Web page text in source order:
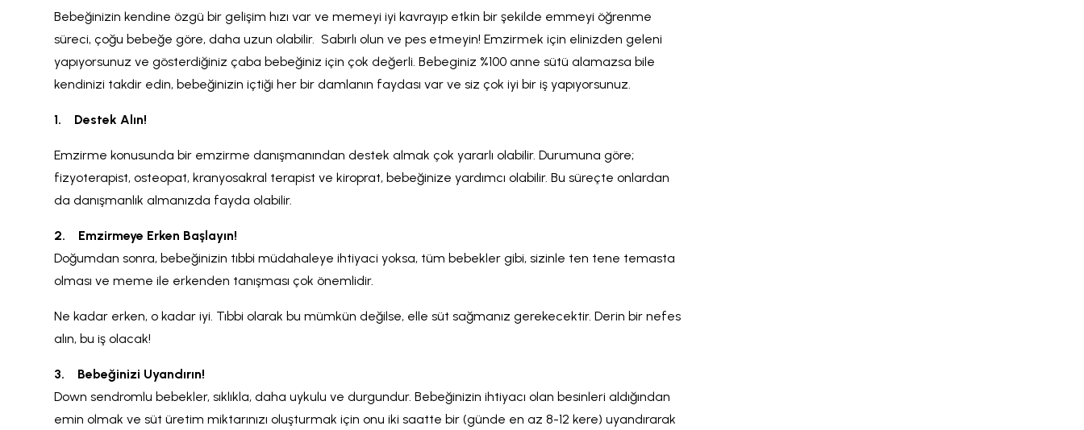
Bebeğinizin kendine özgü bir gelişim hızı var ve memeyi iyi kavrayıp etkin bir şekilde emmeyi öğrenme
süreci, çoğu bebeğe göre, daha uzun olabilir. Sabırlı olun ve pes etmeyin! Emzirmek için elinizden geleni
yapıyorsunuz ve gösterdiğiniz çaba bebeğiniz için çok değerli. Bebeginiz %100 anne sütü alamazsa bile
kendinizi takdir edin, bebeğinizin içtiği her bir damlanın faydası var ve siz çok iyi bir iş yapıyorsunuz.
1. Destek Alın!
Emzirme konusunda bir emzirme danışmanından destek almak çok yararlı olabilir. Durumuna göre;
fizyoterapist, osteopat, kranyosakral terapist ve kiroprat, bebeğinize yardımcı olabilir. Bu süreçte onlardan
da danışmanlık almanızda fayda olabilir.
2. Emzirmeye Erken Başlayın!
Doğumdan sonra, bebeğinizin tıbbi müdahaleye ihtiyaci yoksa, tüm bebekler gibi, sizinle ten tene temasta
olması ve meme ile erkenden tanışması çok önemlidir.
Ne kadar erken, o kadar iyi. Tıbbi olarak bu mümkün değilse, elle süt sağmanız gerekecektir. Derin bir nefes
alın, bu iş olacak!
3. Bebeğinizi Uyandırın!
Down sendromlu bebekler, sıklıkla, daha uykulu ve durgundur. Bebeğinizin ihtiyacı olan besinleri aldığından
emin olmak ve süt üretim miktarınızı oluşturmak için onu iki saatte bir (günde en az 8-12 kere) uyandırarak